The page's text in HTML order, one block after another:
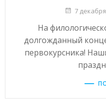
7
На
долгожданный
первокурсника!